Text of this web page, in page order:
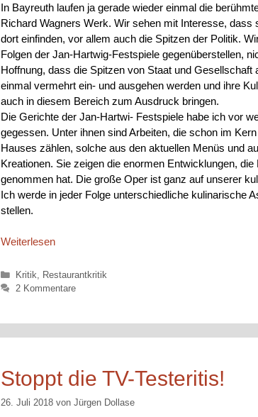
In Bayreuth laufen ja gerade wieder einmal die
Richard Wagners Werk. Wir sehen mit Interesse, dass
dort einfinden, vor allem auch die Spitzen der Politik.
Folgen der Jan-Hartwig-Festspiele gegenüberstellen,
Hoffnung, dass die Spitzen von Staat und Gesellschaft
einmal vermehrt ein- und ausgehen werden und ihre
auch in diesem Bereich zum Ausdruck bringen.
Die Gerichte der Jan-Hartwi- Festspiele habe ich vor
gegessen. Unter ihnen sind Arbeiten, die schon im
Hauses zählen, solche aus den aktuellen Menüs und
Kreationen. Sie zeigen die enormen Entwicklungen, die
genommen hat. Die große Oper ist ganz auf unserer
Ich werde in jeder Folge unterschiedliche kulinarische
stellen.
Weiterlesen
Kategorien
Kritik
Restaurantkritik
2 Kommentare
Stoppt die TV-Testeritis!
26. Juli 2018 von Jürgen Dollase